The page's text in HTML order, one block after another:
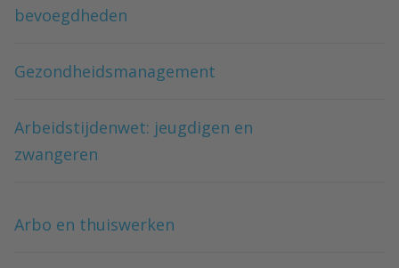
bevoegdheden
Gezondheidsmanagement
Arbeidstijdenwet: jeugdigen en
zwangeren
Arbo en thuiswerken